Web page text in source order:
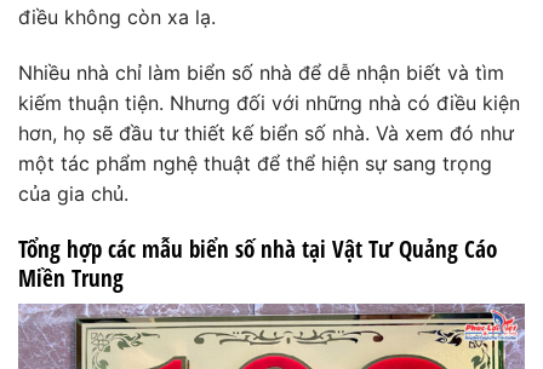
điều không còn xa lạ.
Nhiều nhà chỉ làm biển số nhà để dễ nhận biết và tìm
kiếm thuận tiện. Nhưng đối với những nhà có điều kiện
hơn, họ sẽ đầu tư thiết kế biển số nhà. Và xem đó như
một tác phẩm nghệ thuật để thể hiện sự sang trọng
của gia chủ.
Tổng hợp các mẫu biển số nhà tại Vật Tư Quảng Cáo
Miền Trung